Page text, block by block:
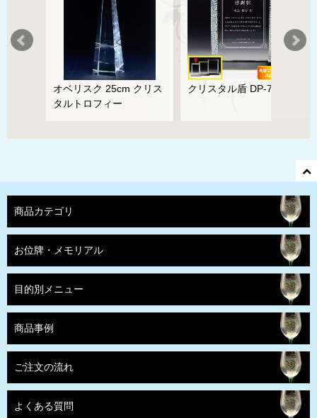
オベリスク 25cm クリス
タルトロフィー
クリスタル盾 DP-7C
商品カテゴリ
お位牌・メモリアル
目的別メニュー
商品事例
ご注文の流れ
よくある質問